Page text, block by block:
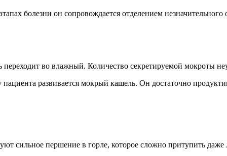
болезни он сопровождается отделением
во влажный. Количество секретируемой мокроты
пациента развивается мокрый кашель. Он достаточно
сильное першение в горле, которое сложно притупить